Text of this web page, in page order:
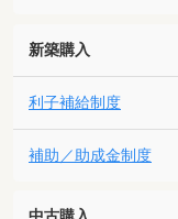
新築購入
利子補給制度
補助／助成金制度